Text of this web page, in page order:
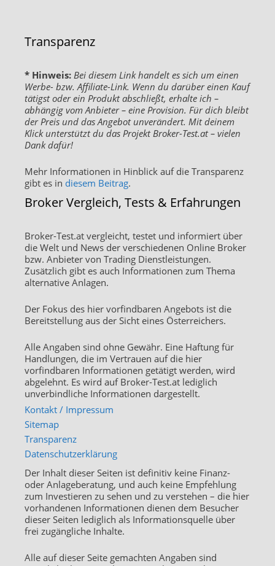
Transparenz
* Hinweis: Bei diesem Link handelt es sich um einen
Werbe- bzw. Affiliate-Link. Wenn du darüber einen Kauf
tätigst oder ein Produkt abschließt, erhalte ich –
abhängig vom Anbieter – eine Provision. Für dich bleibt
der Preis und das Angebot unverändert. Mit deinem
Klick unterstützt du das Projekt Broker-Test.at – vielen
Dank dafür!
Mehr Informationen in Hinblick auf die Transparenz
gibt es in diesem Beitrag.
Broker Vergleich, Tests & Erfahrungen
Broker-Test.at vergleicht, testet und informiert über
die Welt und News der verschiedenen Online Broker
bzw. Anbieter von Trading Dienstleistungen.
Zusätzlich gibt es auch Informationen zum Thema
alternative Anlagen.
Der Fokus des hier vorfindbaren Angebots ist die
Bereitstellung aus der Sicht eines Österreichers.
Alle Angaben sind ohne Gewähr. Eine Haftung für
Handlungen, die im Vertrauen auf die hier
vorfindbaren Informationen getätigt werden, wird
abgelehnt. Es wird auf Broker-Test.at lediglich
unverbindliche Informationen dargestellt.
Kontakt / Impressum
Sitemap
Transparenz
Datenschutzerklärung
Der Inhalt dieser Seiten ist definitiv keine Finanz-
oder Anlageberatung, und auch keine Empfehlung
zum Investieren zu sehen und zu verstehen – die hier
vorhandenen Informationen dienen dem Besucher
dieser Seiten lediglich als Informationsquelle über
frei zugängliche Inhalte.
Alle auf dieser Seite gemachten Angaben sind